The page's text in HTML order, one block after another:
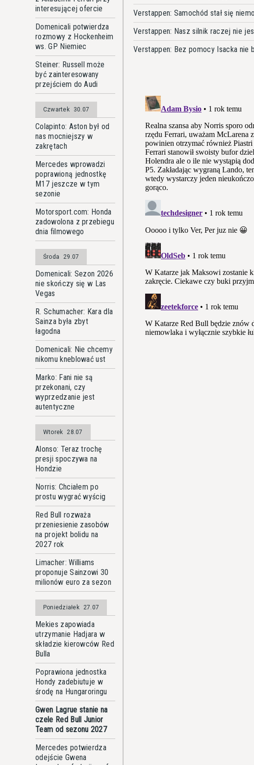
interesującej ofercie
Domenicali potwierdza
rozmowy z Hockenheim
ws. GP Niemiec
Steiner: Russell może
być zainteresowany
przejściem do Audi
Czwartek 30.07
Colapinto: Aston był od
nas mocniejszy w
zakrętach
Mercedes wprowadzi
poprawioną jednostkę
M17 jeszcze w tym
sezonie
Motorsport.com: Honda
zadowolona z przebiegu
dnia filmowego
Środa 29.07
Domenicali: Sezon 2026
nie skończy się w Las
Vegas
R. Schumacher: Kara dla
Sainza była zbyt
łagodna
Domenicali: Nie chcemy
nikomu kneblować ust
Marko: Fani nie są
przekonani, czy
wyprzedzanie jest
autentyczne
Wtorek 28.07
Alonso: Teraz trochę
presji spoczywa na
Hondzie
Norris: Chciałem po
prostu wygrać wyścig
Red Bull rozważa
przeniesienie zasobów
na projekt bolidu na
2027 rok
Limacher: Williams
proponuje Sainzowi 30
milionów euro za sezon
Poniedziałek 27.07
Mekies zapowiada
utrzymanie Hadjara w
składzie kierowców Red
Bulla
Poprawiona jednostka
Hondy zadebiutuje w
środę na Hungaroringu
Gwen Lagrue stanie na
czele Red Bull Junior
Team od sezonu 2027
Mercedes potwierdza
odejście Gwena
Verstappen: Samochód stał się
Verstappen: Nasz silnik raczej nie
Verstappen: Bez pomocy Isacka nie